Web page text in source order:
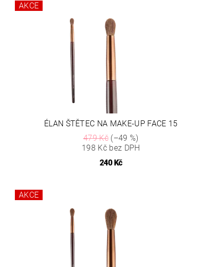
AKCE
ÉLAN ŠTĚTEC NA MAKE-UP FACE 15
479 Kč(–49 %)
198 Kč bez DPH
240 Kč
AKCE